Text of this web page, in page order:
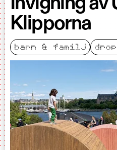
Klipporna
barn & familj